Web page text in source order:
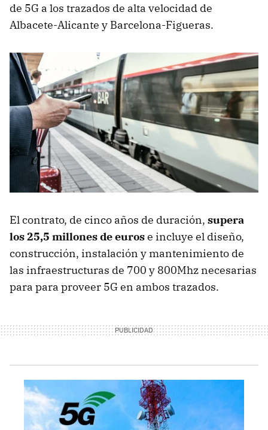
de 5G a los trazados de alta velocidad de
Albacete-Alicante y Barcelona-Figueras.
El contrato, de cinco años de duración, supera
los 25,5 millones de eurose incluye el diseño,
construcción, instalación y mantenimiento de
las infraestructuras de 700 y 800Mhz necesarias
para para proveer 5G en ambos trazados.